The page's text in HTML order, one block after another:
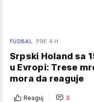
FUDBAL PRE 4 H
Srpski Holand sa
u Evropi: Trese
mora da reaguje
Reaguj 3